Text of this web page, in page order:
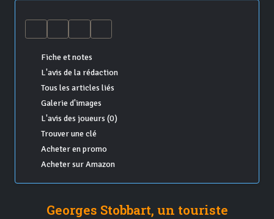
Fiche et notes
L'avis de la rédaction
Tous les articles liés
Galerie d'images
L'avis des joueurs (0)
Trouver une clé
Acheter en promo
Acheter sur Amazon
Georges Stobbart, un touriste